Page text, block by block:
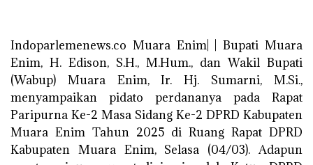
Indoparlemenews.co Muara Enim| | Bupati Muara
Enim, H. Edison, S.H., M.Hum., dan Wakil Bupati
(Wabup) Muara Enim, Ir. Hj. Sumarni, M.Si.,
menyampaikan pidato perdananya pada Rapat
Paripurna Ke-2 Masa Sidang Ke-2 DPRD Kabupaten
Muara Enim Tahun 2025 di Ruang Rapat DPRD
Kabupaten Muara Enim, Selasa (04/03). Adapun